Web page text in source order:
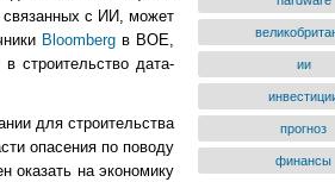
ии
прогноз
финансы
связанных с ИИ, может
Bloomberg в BOE,
строительство дата-
для строительства
опасения по поводу
оказать на экономику